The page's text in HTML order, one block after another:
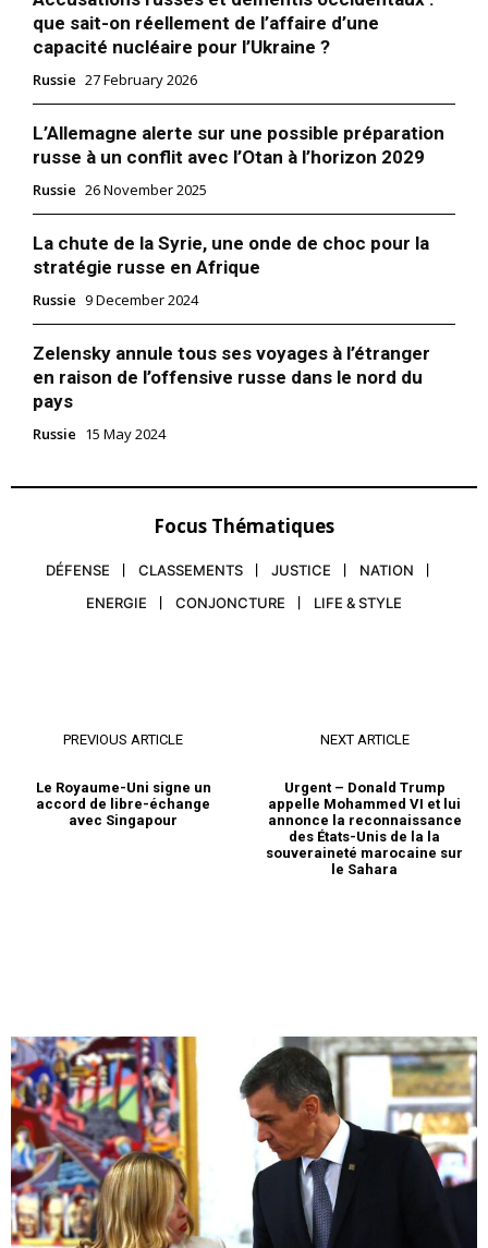
Mon compte
Related
de ses diplomates depuis les
Émirats arabes unis
24 February 2026
In "Moyen-Orient"
La chute de la Syrie, une
stratégie russe en Afrique
proche de la communauté du
renseignement russe, la perte
en Afrique. Sans ces points
d'appui stratégiques, les
In "Russie"
La Russie rassemble ses
militaires tous azimuts
«Fraternité Indestructible»,
«Caucase-2020»: la Russie
militaires cet automne pour
coronavirus, et à l’heure de
devant impliquer jusqu’à
26 September 2020
que sait-on réellement de l’affaire d’une
capacité nucléaire pour l’Ukraine ?
Russie 27 February 2026
L’Allemagne alerte sur une possible préparation
russe à un conflit avec l’Otan à l’horizon 2029
Russie 26 November 2025
La chute de la Syrie, une onde de choc pour la
stratégie russe en Afrique
Russie 9 December 2024
Zelensky annule tous ses voyages à l’étranger
en raison de l’offensive russe dans le nord du
pays
Russie 15 May 2024
Focus Thématiques
DÉFENSE CLASSEMENTS JUSTICE
NATION
ENERGIE
CONJONCTURE LIFE & STYLE
PREVIOUS ARTICLE
Le Royaume-Uni signe un
accord de libre-échange
avec Singapour
NEXT ARTICLE
Urgent – Donald Trump
appelle Mohammed VI et lui
annonce la reconnaissance
des États-Unis de la la
souveraineté marocaine sur
le Sahara